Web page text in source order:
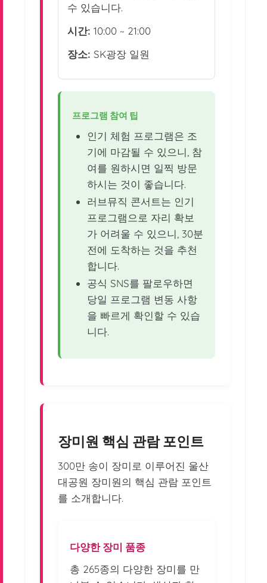
수 있습니다.
시간: 10:00 ~ 21:00
장소: SK광장 일원
프로그램 참여 팁
인기 체험 프로그램은 조
기에 마감될 수 있으니, 참
여를 원하시면 일찍 방문
하시는 것이 좋습니다.
러브뮤직 콘서트는 인기
프로그램으로 자리 확보
가 어려울 수 있으니, 30분
전에 도착하는 것을 추천
합니다.
공식 SNS를 팔로우하면
당일 프로그램 변동 사항
을 빠르게 확인할 수 있습
니다.
장미원 핵심 관람 포인트
300만 송이 장미로 이루어진 울산
대공원 장미원의 핵심 관람 포인트
를 소개합니다.
다양한 장미 품종
총 265종의 다양한 장미를 만